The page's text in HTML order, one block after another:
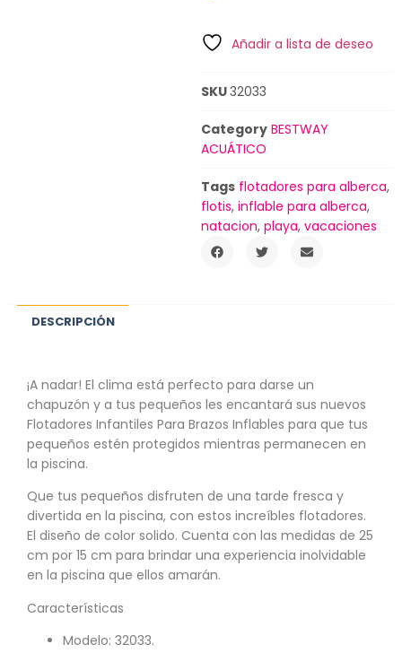
Añadir a lista de deseo
SKU32033
Category BESTWAY
ACUÁTICO
Tags flotadores para alberca,
flotis, inflable para alberca,
natacion, playa, vacaciones
DESCRIPCIÓN
¡A nadar! El clima está perfecto para darse un
chapuzón y a tus pequeños les encantará sus nuevos
Flotadores Infantiles Para Brazos Inflables para que tus
pequeños estén protegidos mientras permanecen en
la piscina.
Que tus pequeños disfruten de una tarde fresca y
divertida en la piscina, con estos increíbles flotadores.
El diseño de color solido. Cuenta con las medidas de 25
cm por 15 cm para brindar una experiencia inolvidable
en la piscina que ellos amarán.
Características
Modelo: 32033.